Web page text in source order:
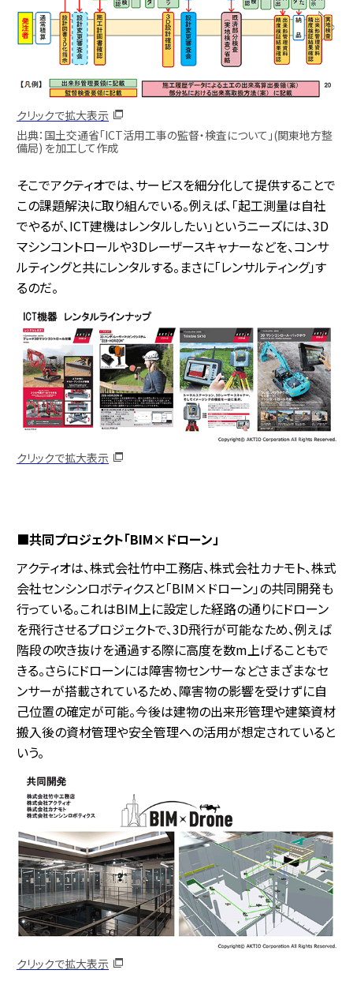
クリックで拡大表示
出典：国土交通省「ICT活用工事の監督・検査について」(関東地方整
備局) を加工して作成
そこでアクティオでは、サービスを細分化して提供することで
この課題解決に取り組んでいる。例えば、「起工測量は自社
でやるが、ICT建機はレンタルしたい」というニーズには、3D
マシンコントロールや3Dレーザースキャナーなどを、コンサ
ルティングと共にレンタルする。まさに「レンサルティング」す
るのだ。
クリックで拡大表示
■共同プロジェクト「BIM×ドローン」
アクティオは、株式会社竹中工務店、株式会社カナモト、株式
会社センシンロボティクスと「BIM×ドローン」の共同開発も
行っている。これはBIM上に設定した経路の通りにドローン
を飛行させるプロジェクトで、3D飛行が可能なため、例えば
階段の吹き抜けを通過する際に高度を数m上げることもで
きる。さらにドローンには障害物センサーなどさまざまなセ
ンサーが搭載されているため、障害物の影響を受けずに自
己位置の確定が可能。今後は建物の出来形管理や建築資材
搬入後の資材管理や安全管理への活用が想定されていると
いう。
クリックで拡大表示